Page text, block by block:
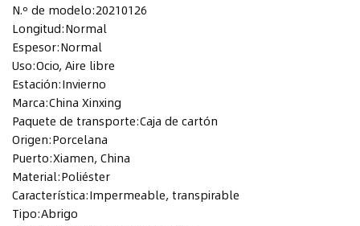
N.º de modelo:20210126
Longitud:Normal
Espesor:Normal
Uso:Ocio, Aire libre
Estación:Invierno
Marca:China Xinxing
Paquete de transporte:Caja de cartón
Origen:Porcelana
Puerto:Xiamen, China
Material:Poliéster
Característica:Impermeable, transpirable
Tipo:Abrigo